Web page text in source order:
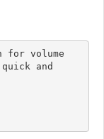
for volume
and